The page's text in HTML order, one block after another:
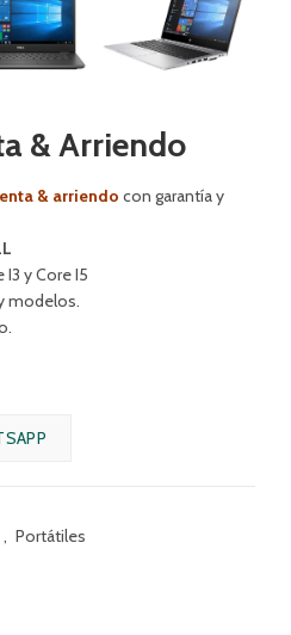
& Arriendo
& arriendo con garantía y
y Core I5
modelos.
, Portátiles